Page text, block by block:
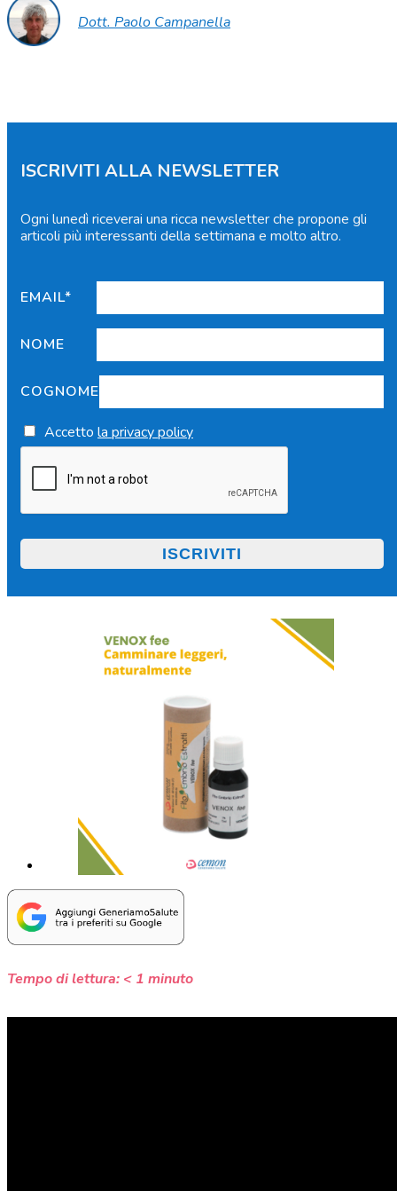
Dott. Paolo Campanella
ISCRIVITI ALLA NEWSLETTER
Ogni lunedì riceverai una ricca newsletter che propone gli
articoli più interessanti della settimana e molto altro.
EMAIL*
NOME
COGNOME
Accetto la privacy policy
Tempo di lettura: < 1 minuto